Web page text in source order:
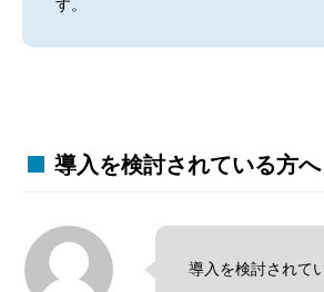
す。
導入を検討されている方へ
導入を検討されて